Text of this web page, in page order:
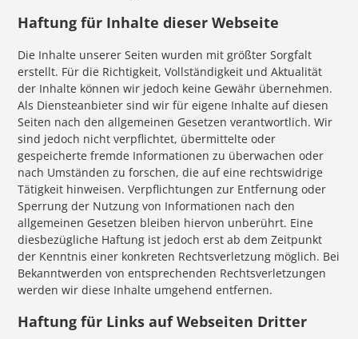
Haftung für Inhalte dieser Webseite
Die Inhalte unserer Seiten wurden mit größter Sorgfalt
erstellt. Für die Richtigkeit, Vollständigkeit und Aktualität
der Inhalte können wir jedoch keine Gewähr übernehmen.
Als Diensteanbieter sind wir für eigene Inhalte auf diesen
Seiten nach den allgemeinen Gesetzen verantwortlich. Wir
sind jedoch nicht verpflichtet, übermittelte oder
gespeicherte fremde Informationen zu überwachen oder
nach Umständen zu forschen, die auf eine rechtswidrige
Tätigkeit hinweisen. Verpflichtungen zur Entfernung oder
Sperrung der Nutzung von Informationen nach den
allgemeinen Gesetzen bleiben hiervon unberührt. Eine
diesbezügliche Haftung ist jedoch erst ab dem Zeitpunkt
der Kenntnis einer konkreten Rechtsverletzung möglich. Bei
Bekanntwerden von entsprechenden Rechtsverletzungen
werden wir diese Inhalte umgehend entfernen.
Haftung für Links auf Webseiten Dritter